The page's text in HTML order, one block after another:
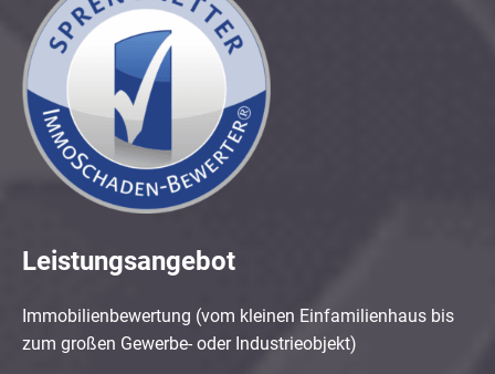
Leistungsangebot
Immobilienbewertung (vom kleinen Einfamilienhaus bis
zum großen Gewerbe- oder Industrieobjekt)